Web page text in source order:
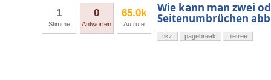
1
Stimme
0
Antworten
65.0k
Aufrufe
Wie kann man zwei
Seitenumbrüchen
tikz pagebreak filetree